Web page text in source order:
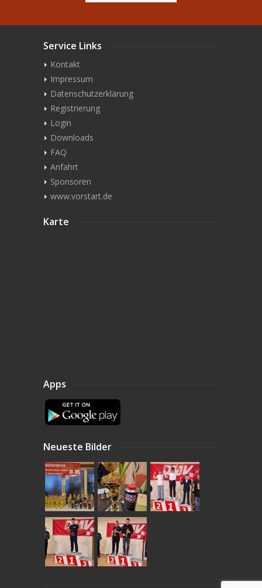
Service Links
Kontakt
Impressum
Datenschutzerklärung
Registrierung
Login
Downloads
FAQ
Anfahrt
Sponsoren
www.vorstart.de
Karte
Apps
Neueste Bilder